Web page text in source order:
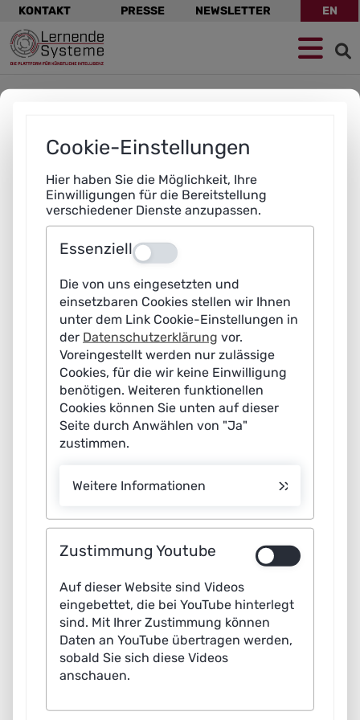
Zur
Navigation
springen
Zum
Hauptinhalt
springen
Zum
Footer
springen
überspringen
KONTAKT PRESSE NEWSLETTER EN
Dieser Inhalt wurde für das Querformat optimiert -
bitte drehen Sie Ihr Gerät um 90 Grad.
Cookie-Einstellungen
Hier haben Sie die Möglichkeit, Ihre
Einwilligungen für die Bereitstellung
verschiedener Dienste anzupassen.
Essenziell Aus
Die von uns eingesetzten und
einsetzbaren Cookies stellen wir Ihnen
unter dem Link Cookie-Einstellungen in
der Datenschutzerklärung vor.
Voreingestellt werden nur zulässige
Cookies, für die wir keine Einwilligung
benötigen. Weiteren funktionellen
Cookies können Sie unten auf dieser
Seite durch Anwählen von "Ja"
zustimmen.
Weitere Informationen
Zustimmung Youtube
Auf dieser Website sind Videos
eingebettet, die bei YouTube hinterlegt
sind. Mit Ihrer Zustimmung können
Daten an YouTube übertragen werden,
sobald Sie sich diese Videos
anschauen.